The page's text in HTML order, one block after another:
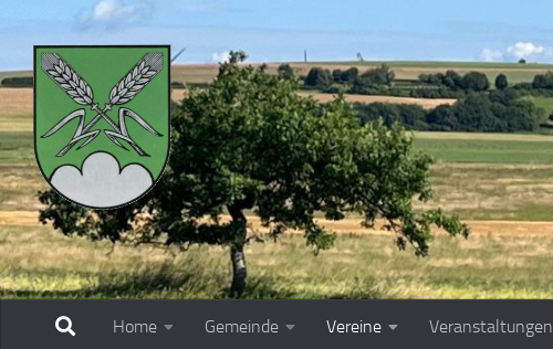
Zum Inhalt springen
Home Gemeinde Vereine Veranstaltungen